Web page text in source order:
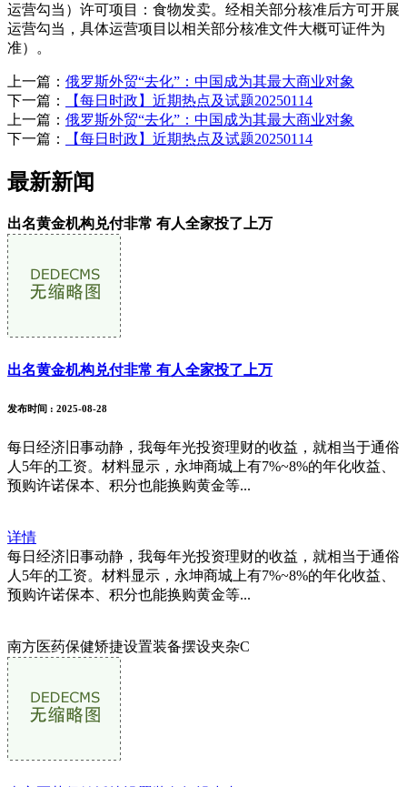
运营勾当）许可项目：食物发卖。经相关部分核准后方可开展
运营勾当，具体运营项目以相关部分核准文件大概可证件为
准）。
上一篇： 俄罗斯外贸“去化”：中国成为其最大商业对象
下一篇：
【每日时政】近期热点及试题20250114
上一篇： 俄罗斯外贸“去化”：中国成为其最大商业对象
下一篇：
【每日时政】近期热点及试题20250114
最新新闻
出名黄金机构兑付非常 有人全家投了上万
出名黄金机构兑付非常 有人全家投了上万
发布时间 : 2025-08-28
每日经济旧事动静，我每年光投资理财的收益，就相当于通俗
人5年的工资。材料显示，永坤商城上有7%~8%的年化收益、
预购许诺保本、积分也能换购黄金等...
详情
每日经济旧事动静，我每年光投资理财的收益，就相当于通俗
人5年的工资。材料显示，永坤商城上有7%~8%的年化收益、
预购许诺保本、积分也能换购黄金等...
南方医药保健矫捷设置装备摆设夹杂C